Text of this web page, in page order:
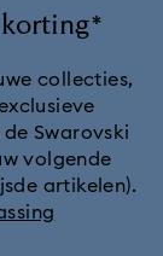
collecties,
Swarovski
volgende
artikelen).